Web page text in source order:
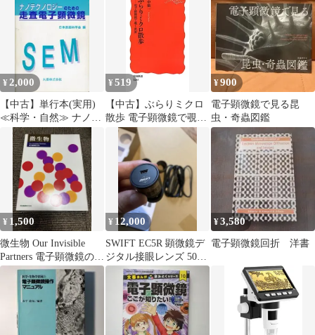
ータブルハンドヘルド
顕微鏡カメラマイクロ
スコープ 、8 LED 、
iPhone、Android、
iPad、Windows、Macコ
ンピューターと互換性
あ 925af97e
波ジュニア新書） / 牛
木 辰男、 甲賀 大輔 /
岩波書店
¥2,000
【中古】単行本(実用)
≪科学・自然≫ ナノテ
クノロジーのための走
査電子顕微鏡 / 日本表
面科学会
¥519
【中古】ぶらりミクロ
散歩 電子顕微鏡で覗く
世界 (岩波新書)
¥900
電子顕微鏡で見る昆
虫・奇蟲図鑑
¥ 1,500
微生物 Our Invisible
Partners 電子顕微鏡の世
界
¥ 12,000
SWIFT EC5R 顕微鏡デ
ジタル接眼レンズ 500
万画素 5MP
¥3,580
電子顕微鏡回折 洋書